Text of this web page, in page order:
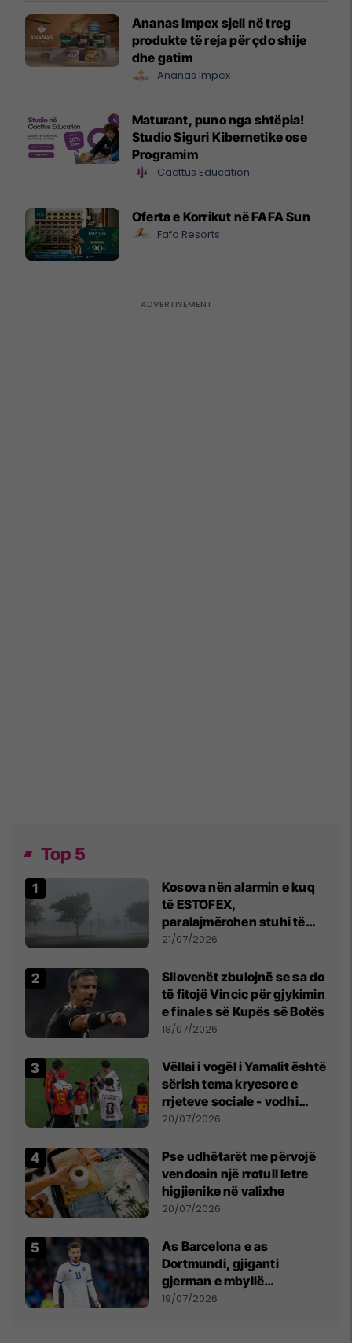
Ananas Impex sjell në treg
produkte të reja për çdo shije
dhe gatim
Ananas Impex
Maturant, puno nga shtëpia!
Studio Siguri Kibernetike ose
Programim
Cacttus Education
Oferta e Korrikut në FAFA Sun
Fafa Resorts
Top 5
Kosova nën alarmin e kuq
të ESTOFEX,
paralajmërohen stuhi të
fuqishme me breshër dhe
21/07/2026
Sllovenët zbulojnë se sa do
të fitojë Vincic për gjykimin
e finales së Kupës së Botës
18/07/2026
Vëllai i vogël i Yamalit është
sërish tema kryesore e
rrjeteve sociale - vodhi
vëmendjen pas finales së
20/07/2026
Pse udhëtarët me përvojë
vendosin një rrotull letre
higjienike në valixhe
20/07/2026
As Barcelona e as
Dortmundi, gjiganti
gjerman e mbyllë
marrëveshjen për Fisnik
19/07/2026